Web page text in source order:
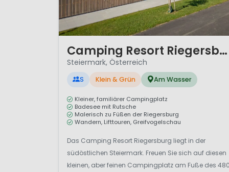
Camping Resort Riegersburg
Steiermark, Österreich
S Klein & Grün Am Wasser
Kleiner, familiärer Campingplatz
Badesee mit Rutsche
Malerisch zu Füßen der Riegersburg
Wandern, Lifttouren, Greifvogelschau
Das Camping Resort Riegersburg liegt in der
südöstlichen Steiermark. Freuen Sie sich auf diesen
kleinen, aber feinen Campingplatz am Fuße des